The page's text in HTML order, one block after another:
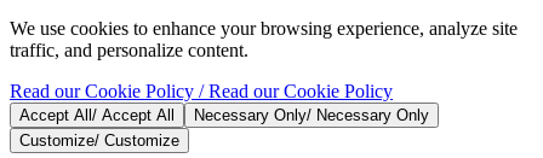
We use cookies to enhance your browsing experience, analyze site
traffic, and personalize content.
Read our Cookie Policy / Read our Cookie Policy
Accept All / Accept All Necessary Only/ Necessary Only
Customize/ Customize